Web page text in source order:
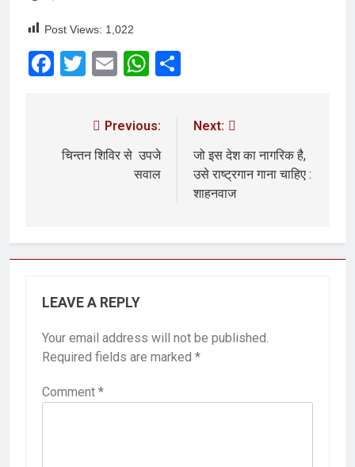
Post Views: 1,022
Facebook
Twitter
EmailWhatsApp
Previous:
चिन्तन शिविर से उपजे
सवाल
Next:
जो इस देश का नागरिक है,
उसे राष्ट्रगान गाना चाहिए :
शाहनवाज
LEAVE A REPLY
Your email address will not be published.
Required fields are marked *
Comment *